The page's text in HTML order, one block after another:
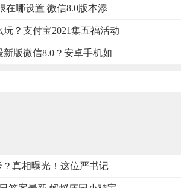
在哪设置 微信8.0版本添
？支付宝2021集五福活动
版微信8.0？安卓手机如
？真相曝光！这位严书记